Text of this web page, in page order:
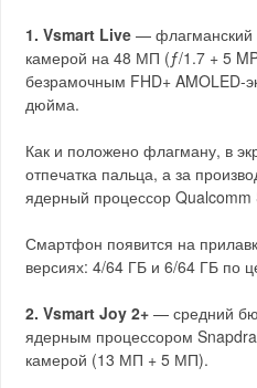
1. Vsmart Live — флагманский
камерой на 48 МП (ƒ/1.7 + 5
безрамочным FHD+ AMOLED-
дюйма.
Как и положено флагману, в
отпечатка пальца, а за
ядерный процессор
Смартфон появится на
версиях: 4/64 ГБ и 6/64 ГБ по
2. Vsmart Joy 2+ — средний
ядерным процессором
камерой (13 МП + 5 МП).